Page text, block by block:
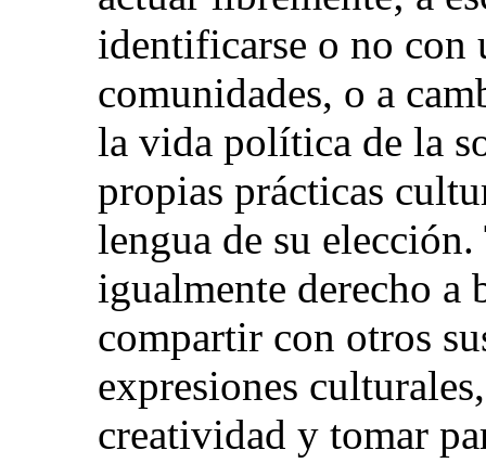
identificarse o no con
comunidades, o a
la vida política de la
propias prácticas
lengua de su
igualmente derecho a
compartir con otros
expresiones
creatividad y tomar